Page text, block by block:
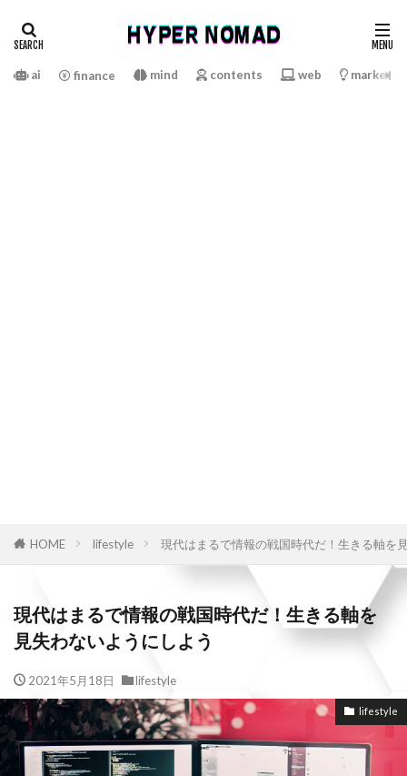
ai finance mind contents web
HOME lifestyle 現代はまるで情報の戦国時代だ！生きる軸を
現代はまるで情報の戦国時代だ！生きる軸を
見失わないようにしよう
2021年5月18日 lifestyle
lifestyle